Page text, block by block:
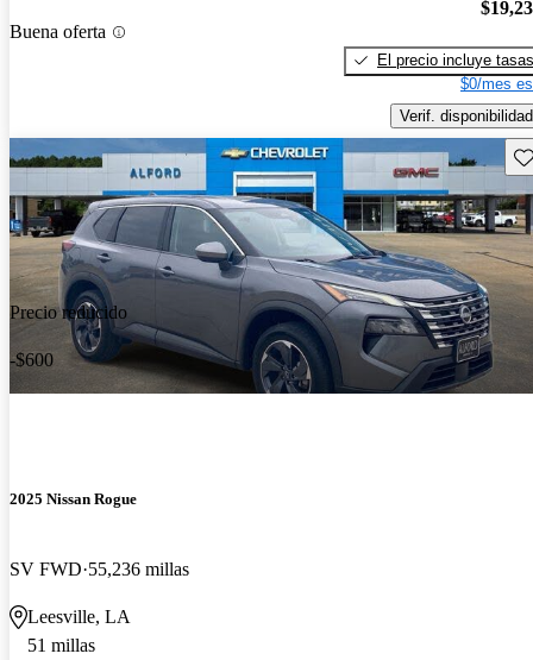
Buena oferta
El precio incluye tasas
$0/mes
Verif. disponibilidad
Precio reducido
-$600
2025 Nissan Rogue
SV FWD 55,236 millas
Leesville, LA
51 millas